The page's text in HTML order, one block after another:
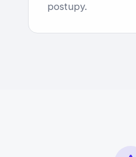
postupy.